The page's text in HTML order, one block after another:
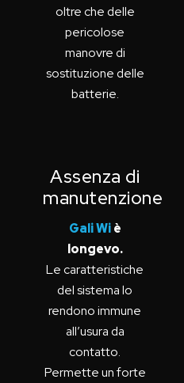
oltre che delle
pericolose
manovre di
sostituzione delle
batterie.
Assenza di
manutenzione
Gali Wi è
longevo.
Le caratteristiche
del sistema lo
rendono immune
all’usura da
contatto.
Permette un forte